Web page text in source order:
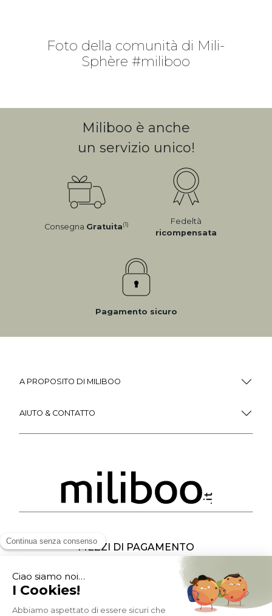
Foto della comunità di Mili-
Sphère #miliboo
Miliboo è anche
un servizio unico!
Consegna Gratuita(1)
Fedeltà
ricompensata
Pagamento sicuro
A PROPOSITO DI MILIBOO
AIUTO & CONTATTO
MEZZI DI PAGAMENTO